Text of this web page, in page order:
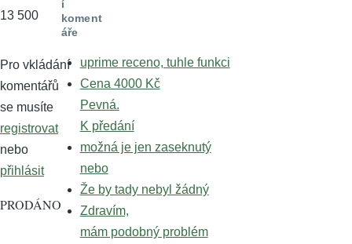
13 500
Pro vkládání
komentářů
se musíte
registrovat
nebo
přihlásit
PRODÁNO
í
koment
áře
uprime receno, tuhle funkci
Cena 4000 Kč
Pevná.
K předání
možná je jen zaseknutý
nebo
Že by tady nebyl žádný
Zdravím,
mám podobný problém